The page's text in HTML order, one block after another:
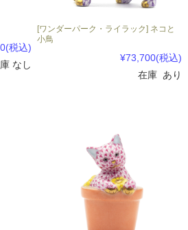
(税込)
なし
[ワンダーパーク・ライラック] ネコと
小鳥
¥73,700(税込)
在庫 あり